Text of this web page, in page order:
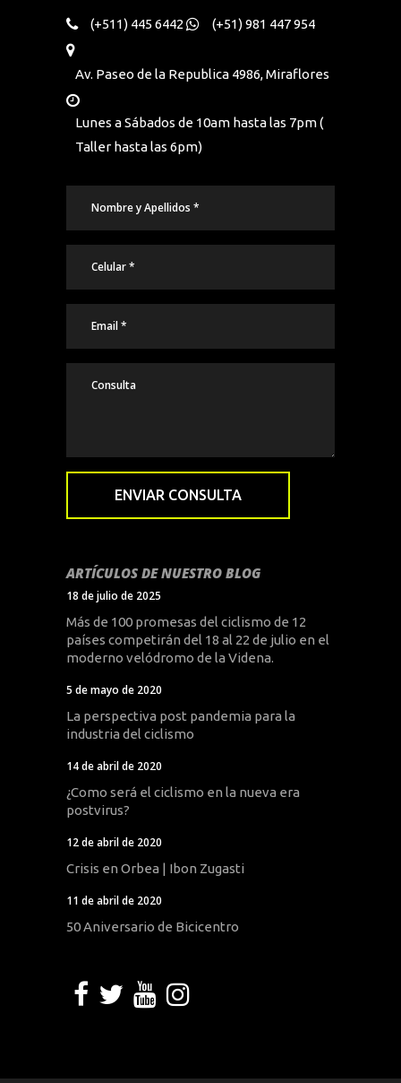
(+511) 445 6442 (+51) 981 447 954
Av. Paseo de la Republica 4986, Miraflores
Lunes a Sábados de 10am hasta las 7pm (
Taller hasta las 6pm)
ARTÍCULOS DE NUESTRO BLOG
18 de julio de 2025
Más de 100 promesas del ciclismo de 12
países competirán del 18 al 22 de julio en el
moderno velódromo de la Videna.
5 de mayo de 2020
La perspectiva post pandemia para la
industria del ciclismo
14 de abril de 2020
¿Como será el ciclismo en la nueva era
postvirus?
12 de abril de 2020
Crisis en Orbea | Ibon Zugasti
11 de abril de 2020
50 Aniversario de Bicicentro